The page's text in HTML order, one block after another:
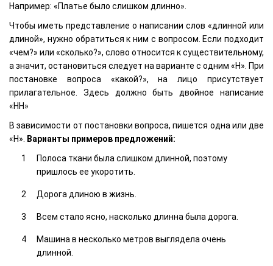
Например: «Платье было слишком длинно».
Чтобы иметь представление о написании слов «длинной или
длиной», нужно обратиться к ним с вопросом. Если подходит
«чем?» или «сколько?», слово относится к существительному,
а значит, остановиться следует на варианте с одним «Н». При
постановке вопроса «какой?», на лицо присутствует
прилагательное. Здесь должно быть двойное написание
«НН»
В зависимости от постановки вопроса, пишется одна или две
«Н».
Варианты примеров предложений:
Полоса ткани была слишком длинной, поэтому
пришлось ее укоротить.
Дорога длиною в жизнь.
Всем стало ясно, насколько длинна была дорога.
Машина в несколько метров выглядела очень
длинной.